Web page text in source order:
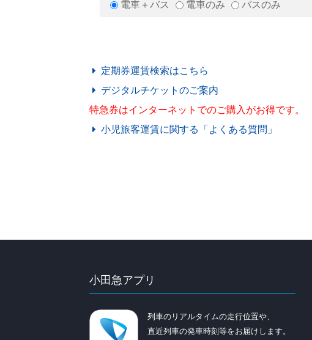
定期券運賃検索はこちら
デジタルチケットのご案内
特急券はインターネットでのご購入がお得です。
小児旅客運賃に関する「よくある質問」
小田急アプリ
列車のリアルタイムの走行位置や、
直近列車の発車時刻等をお届けします。